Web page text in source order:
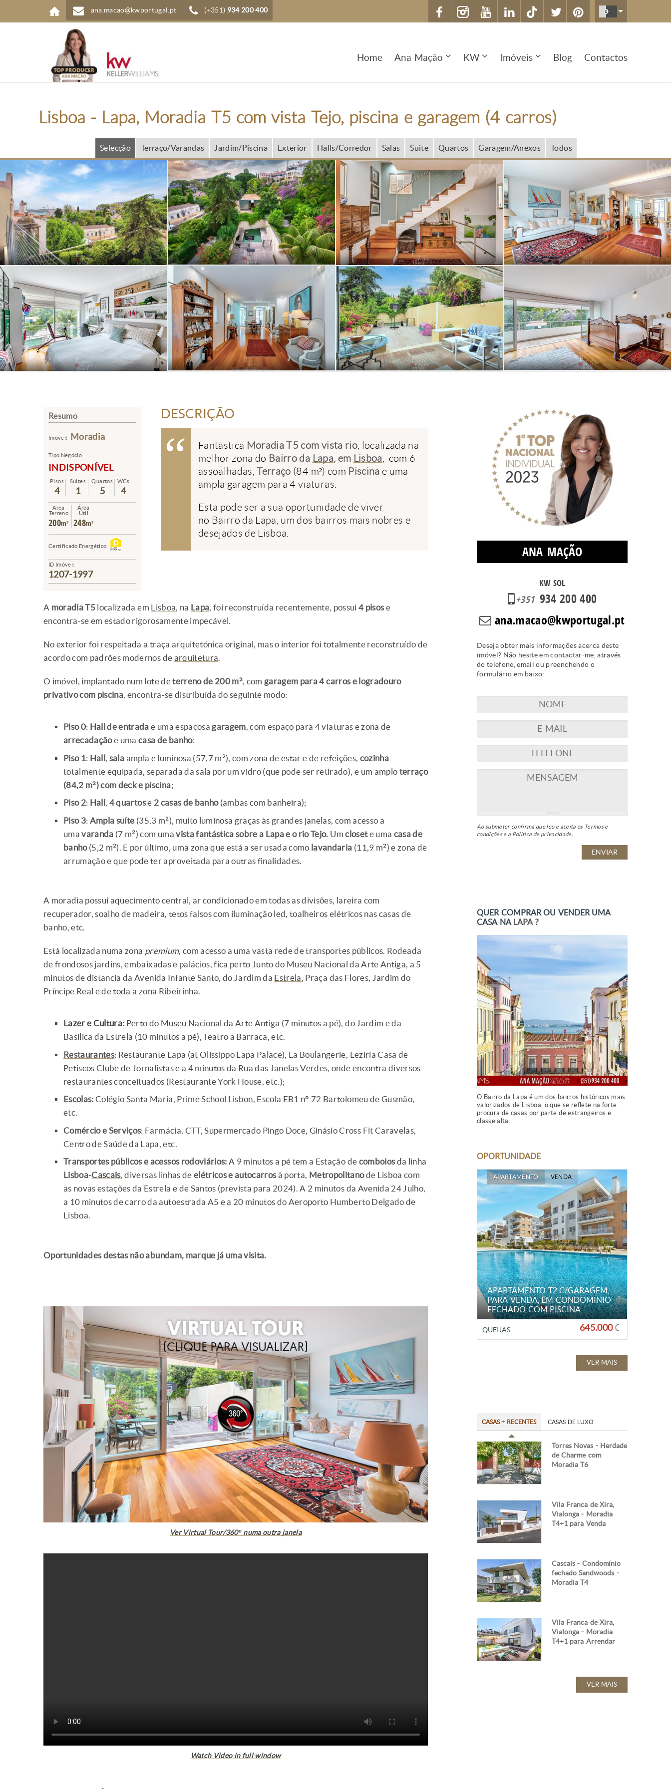
Passar para o conteúdo principalana.macao@kwportugal.pt (+351) 934 200 400
Home Ana Mação KW Imóveis Blog Contactos
Lisboa - Lapa, Moradia T5 com vista Tejo, piscina e garagem (4 carros)
Selecção Terraço/Varandas Jardim/Piscina Exterior Halls/Corredor Salas Suite Quartos Garagem/Anexos Todos
Resumo
Imóvel: Moradia
Tipo Negócio:
INDISPONÍVEL
Pisos
4
Suites
1
Quartos
5
WCs
4
Area
Terreno
200m²
Área
Útil
248m²
Certificado Energético:
ID Imóvel:
1207-1997
DESCRIÇÃO
Fantástica Moradia T5 com vista rio, localizada na
melhor zona do Bairro da Lapa, em Lisboa , com 6
assoalhadas,Terraço (84 m²) com Piscina e uma
ampla garagem para 4 viaturas.
Esta pode ser a sua oportunidade de viver
no Bairro da Lapa, um dos bairros mais nobres e
desejados de Lisboa.
A moradia T5 localizada em Lisboa, na Lapa, foi reconstruída recentemente, possui 4 pisose
encontra-se em estado rigorosamente impecável.
No exterior foi respeitada a traça arquitetónica original, mas o interior foi totalmente reconstruído de
acordo com padrões modernos de arquitetura.
O imóvel, implantado num lote deterreno de 200 m², com garagem para 4 carros e logradouro
privativo com piscina, encontra-se distribuída do seguinte modo:
Piso 0: Hall de entradae uma espaçosa garagem, com espaço para 4 viaturas e zona de
arrecadaçãoe umacasa de banho;
Piso 1: Hall , sala ampla e luminosa (57,7 m²), com zona de estar e de refeições, cozinha
totalmente equipada, separada da sala por um vidro (que pode ser retirado), e um amplo terraço
(84,2 m²) com deck e piscina;
Piso 2: Hall , 4 quartose 2 casas de banho (ambas com banheira);
Piso 3: Ampla suíte (35,3 m²), muito luminosa graças às grandes janelas, com acesso a
umavaranda (7 m²) com umavista fantástica sobre a Lapa e o rio Tejo. Umclosete uma casa de
banho(5,2 m²). E por último, uma zona que está a ser usada como lavandaria (11,9 m²) e zona de
arrumação e que pode ter aproveitada para outras finalidades.
A moradia possui aquecimento central, ar condicionado em todas as divisões, lareira com
recuperador, soalho de madeira, tetos falsos com iluminação led, toalheiros elétricos nas casas de
banho, etc.
Está localizada numa zona premium, com acesso a uma vasta rede de transportes públicos. Rodeada
de frondosos jardins, embaixadas e palácios, fica perto Junto do Museu Nacional da Arte Antiga, a 5
minutos de distancia da Avenida Infante Santo, do Jardim da Estrela, Praça das Flores, Jardim do
Príncipe Real e de toda a zona Ribeirinha.
Lazer e Cultura: Perto do Museu Nacional da Arte Antiga (7 minutos a pé), do Jardim e da
Basílica da Estrela (10 minutos a pé), Teatro a Barraca, etc.
Restaurantes: Restaurante Lapa (at Olissippo Lapa Palace), La Boulangerie, Lezíria Casa de
Petiscos Clube de Jornalistas e a 4 minutos da Rua das Janelas Verdes, onde encontra diversos
restaurantes conceituados (Restaurante York House, etc.);
Escolas: Colégio Santa Maria, Prime School Lisbon, Escola EB1 nº 72 Bartolomeu de Gusmão,
etc.
Comércio e Serviços: Farmácia, CTT, Supermercado Pingo Doce, Ginásio Cross Fit Caravelas,
Centro de Saúde da Lapa, etc.
Transportes públicos e acessos rodoviários: A 9 minutos a pé tem a Estação de comboiosda linha
Lisboa-Cascais, diversas linhas de elétricos e autocarrosà porta, Metropolitanode Lisboa com
as novas estações da Estrela e de Santos (prevista para 2024). A 2 minutos da Avenida 24 Julho,
a 10 minutos de carro da autoestrada A5 e a 20 minutos do Aeroporto Humberto Delgado de
Lisboa.
Oportunidades destas não abundam, marque já uma visita.
Ver Virtual Tour/360º numa outra janela
Watch Video in full window
ANA MAÇÃO
KW SOL
+351 934 200 400
ana.macao@kwportugal.pt
Deseja obter mais informações acerca deste
imóvel? Não hesite em contactar-me, através
do telefone, email ou preenchendo o
formulário em baixo:
Ao submeter confirma que leu e aceita os Termos e
condiçõese a Política de privacidade.
QUER COMPRAR OU VENDER UMA
CASA NA LAPA ?
O Bairro da Lapa é um dos bairros históricos mais
valorizados de Lisboa, o que se reflete na forte
procura de casas por parte de estrangeiros e
classe alta.
OPORTUNIDADE
APARTAMENTO VENDA
APARTAMENTO T2 C/GARAGEM,
PARA VENDA, EM CONDOMINIO
FECHADO COM PISCINA
QUEIJAS 645.000€
VER MAIS
CASAS + RECENTES CASAS DE LUXO
Torres Novas - Herdade
de Charme com
Moradia T6
Vila Franca de Xira,
Vialonga - Moradia
T4+1 para Venda
Cascais - Condomínio
fechado Sandwoods -
Moradia T4
Vila Franca de Xira,
Vialonga - Moradia
T4+1 para Arrendar
VER MAIS